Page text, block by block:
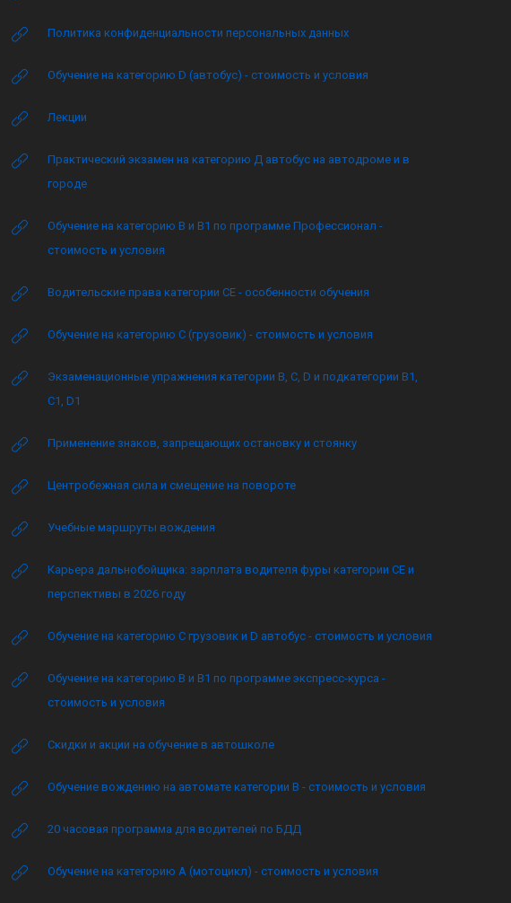
Политика конфиденциальности персональных данных
Обучение на категорию D (автобус) - стоимость и условия
Лекции
Практический экзамен на категорию Д автобус на автодроме и в
городе
Обучение на категорию B и B1 по программе Профессионал -
стоимость и условия
Водительские права категории CE - особенности обучения
Обучение на категорию C (грузовик) - стоимость и условия
Экзаменационные упражнения категории B, C, D и подкатегории B1,
C1, D1
Применение знаков, запрещающих остановку и стоянку
Центробежная сила и смещение на повороте
Учебные маршруты вождения
Карьера дальнобойщика: зарплата водителя фуры категории CE и
перспективы в 2026 году
Обучение на категорию C грузовик и D автобус - стоимость и условия
Обучение на категорию B и B1 по программе экспресс-курса -
стоимость и условия
Скидки и акции на обучение в автошколе
Обучение вождению на автомате категории B - стоимость и условия
20 часовая программа для водителей по БДД
Обучение на категорию А (мотоцикл) - стоимость и условия